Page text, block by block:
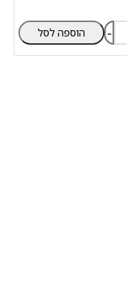
- הוספה לסל